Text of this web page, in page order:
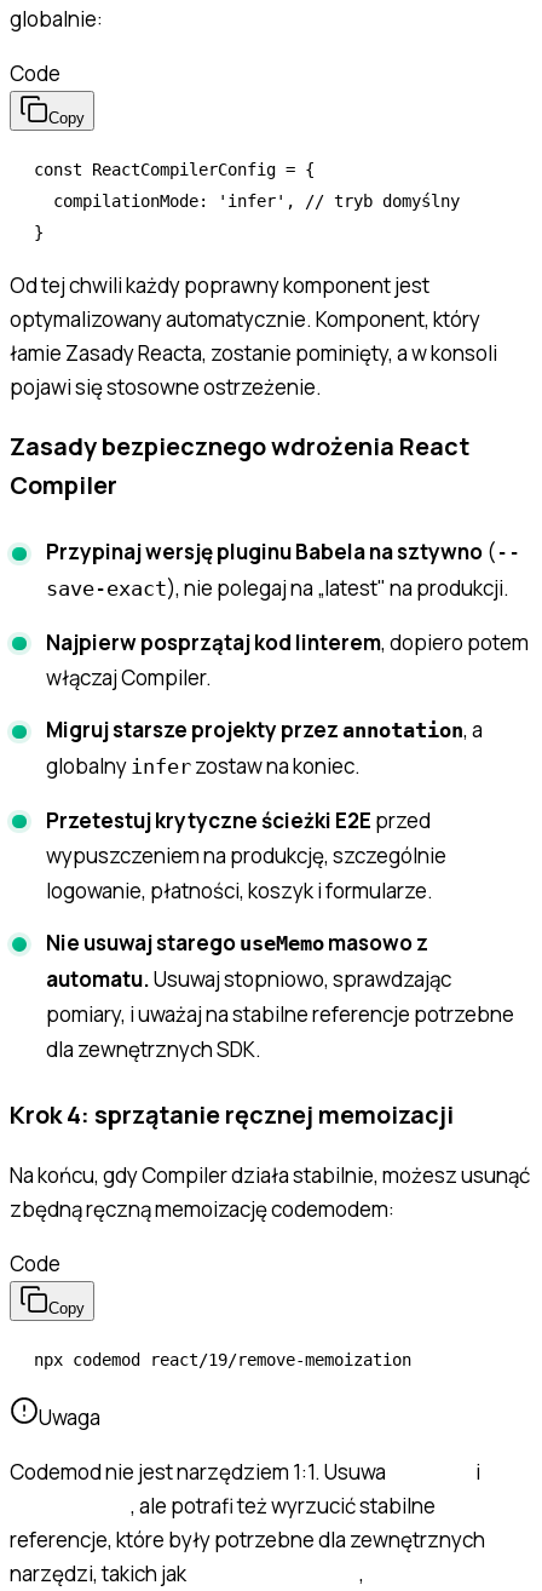
globalnie:
Code
Copy
const ReactCompilerConfig = {
  compilationMode
: 'infer' ,
// tryb domyślny
}
Od tej chwili każdy poprawny komponent jest
optymalizowany automatycznie. Komponent, który
łamie Zasady Reacta, zostanie pominięty, a w konsoli
pojawi się stosowne ostrzeżenie.
Zasady bezpiecznego wdrożenia React
Compiler
Przypinaj wersję pluginu Babela na sztywno ( --
save-exact), nie polegaj na „latest" na produkcji.
Najpierw posprzątaj kod linterem, dopiero potem
włączaj Compiler.
Migruj starsze projekty przezannotation, a
globalny infer zostaw na koniec.
Przetestuj krytyczne ścieżki E2E przed
wypuszczeniem na produkcję, szczególnie
logowanie, płatności, koszyk i formularze.
Nie usuwaj starego useMemo masowo z
automatu.Usuwaj stopniowo, sprawdzając
pomiary, i uważaj na stabilne referencje potrzebne
dla zewnętrznych SDK.
Krok 4: sprzątanie ręcznej memoizacji
Na końcu, gdy Compiler działa stabilnie, możesz usunąć
zbędną ręczną memoizację codemodem:
Code
Copy
npx codemod react/19/remove-memoization
Uwaga
Codemod nie jest narzędziem 1:1. Usuwa
i
, ale potrafi też wyrzucić stabilne
referencje, które były potrzebne dla zewnętrznych
narzędzi, takich jak
,